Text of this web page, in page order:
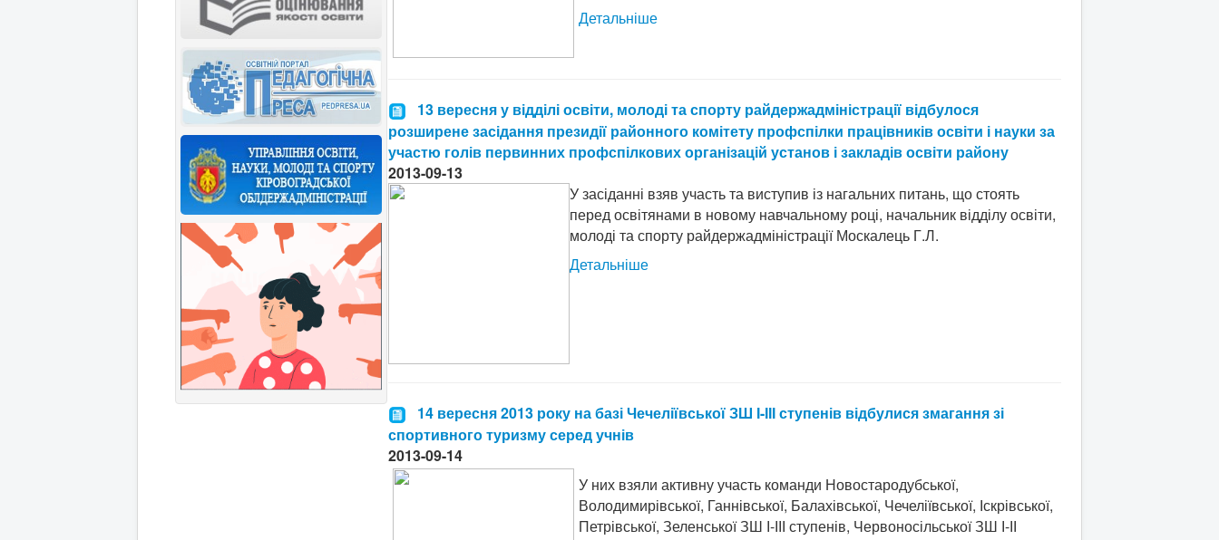
Детальніше
13 вересня у відділі освіти, молоді та спорту райдержадміністрації відбулося
розширене засідання президії районного комітету профспілки працівників освіти і науки за
участю голів первинних профспілкових організацій установ і закладів освіти району
2013-09-13
У засіданні взяв участь та виступив із нагальних питань, що стоять
перед освітянами в новому навчальному році, начальник відділу освіти,
молоді та спорту райдержадміністрації Москалець Г.Л.
Детальніше
14 вересня 2013 року на базі Чечеліївської ЗШ І-ІІІ ступенів відбулися змагання зі
спортивного туризму серед учнів
2013-09-14
У них взяли активну участь команди Новостародубської,
Володимирівської, Ганнівської, Балахівської, Чечеліївської, Іскрівської,
Петрівської, Зеленської ЗШ І-ІІІ ступенів, Червоносільської ЗШ І-ІІ